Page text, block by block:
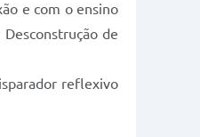
e com o ensino
Desconstrução de
reflexivo